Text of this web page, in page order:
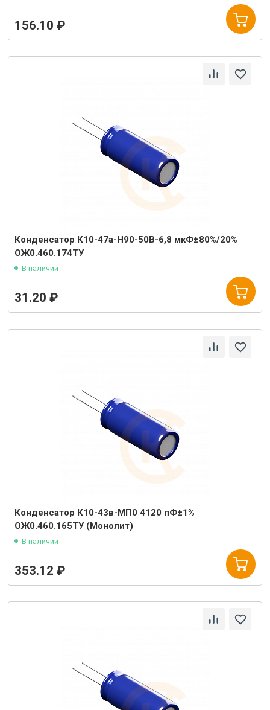
156.10 ₽
Конденсатор К10-47а-Н90-50В-6,8 мкФ±80%/20%
ОЖ0.460.174ТУ
В наличии
31.20 ₽
Конденсатор К10-43в-МП0 4120 пФ±1%
ОЖ0.460.165ТУ (Монолит)
В наличии
353.12 ₽